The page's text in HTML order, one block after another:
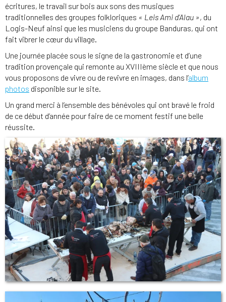
écritures, le travail sur bois aux sons des musiques
traditionnelles des groupes folkloriques « Leis Ami d’Alau », du
Logis-Neuf ainsi que les musiciens du groupe Banduras, qui ont
fait vibrer le cœur du village.
Une journée placée sous le signe de la gastronomie et d’une
tradition provençale qui remonte au XVIIIème siècle et que nous
vous proposons de vivre ou de revivre en images, dans l’album
photos disponible sur le site.
Un grand merci à l’ensemble des bénévoles qui ont bravé le froid
de ce début d’année pour faire de ce moment festif une belle
réussite.